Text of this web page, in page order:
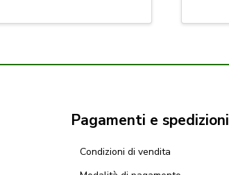
Pagamenti e spedizioni
Condizioni di vendita